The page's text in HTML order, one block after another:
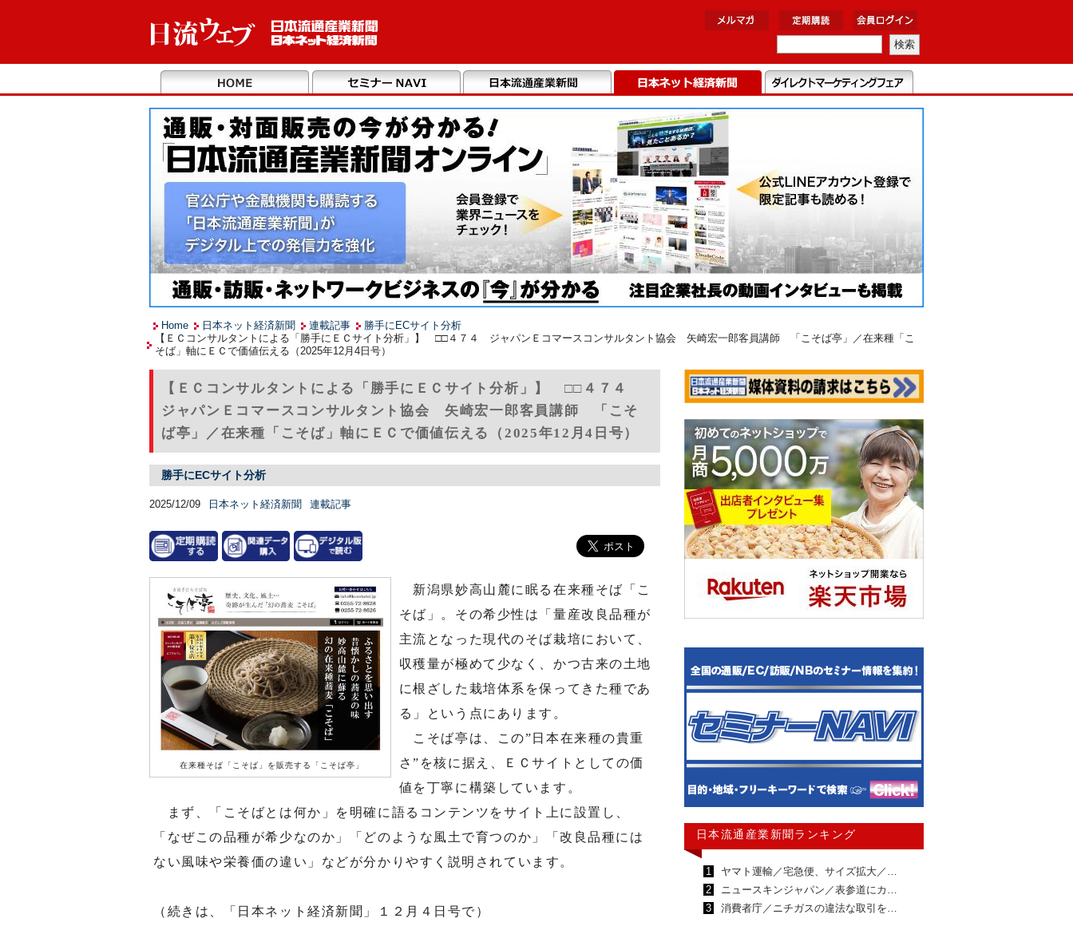
Home 日本ネット経済新聞 連載記事
勝手にECサイト分析
【ＥＣコンサルタントによる「勝手にＥＣサイト分析」】 □□４７４ ジャパンＥコマースコンサルタント協会 矢崎宏一郎客員講師 「こそば亭」／在来種「こ
そば」軸にＥＣで価値伝える（2025年12月4日号）
【ＥＣコンサルタントによる「勝手にＥＣサイト分析」】 □□４７４
ジャパンＥコマースコンサルタント協会 矢崎宏一郎客員講師 「こそ
ば亭」／在来種「こそば」軸にＥＣで価値伝える（2025年12月4日号）
勝手にECサイト分析
2025/12/09 日本ネット経済新聞 連載記事
在来種そば「こそば」を販売する「こそば亭」
新潟県妙高山麓に眠る在来種そば「こ
そば」。その希少性は「量産改良品種が
主流となった現代のそば栽培において、
収穫量が極めて少なく、かつ古来の土地
に根ざした栽培体系を保ってきた種であ
る」という点にあります。
こそば亭は、この”日本在来種の貴重
さ”を核に据え、ＥＣサイトとしての価
値を丁寧に構築しています。
まず、「こそばとは何か」を明確に語るコンテンツをサイト上に設置し、
「なぜこの品種が希少なのか」「どのような風土で育つのか」「改良品種には
ない風味や栄養価の違い」などが分かりやすく説明されています。
（続きは、「日本ネット経済新聞」１２月４日号で）
日本流通産業新聞ランキング
1
ヤマト運輸／宅急便、サイズ拡大／…
2
ニュースキンジャパン／表参道にカ…
3
消費者庁／ニチガスの違法な取引を…